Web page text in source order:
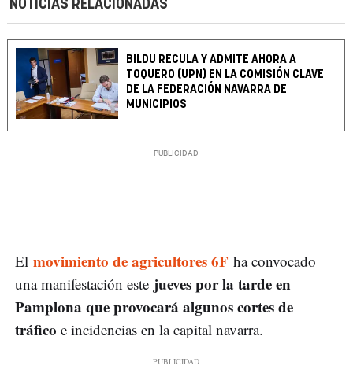
NOTICIAS RELACIONADAS
BILDU RECULA Y ADMITE AHORA A
TOQUERO (UPN) EN LA COMISIÓN CLAVE
DE LA FEDERACIÓN NAVARRA DE
MUNICIPIOS
El movimiento de agricultores 6F ha convocado
una manifestación este jueves por la tarde en
Pamplona que provocará algunos cortes de
tráfico e incidencias en la capital navarra.